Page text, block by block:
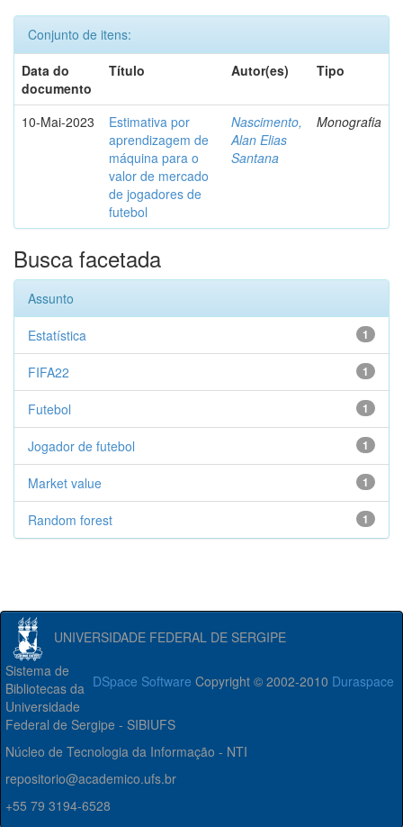
Conjunto de itens:
Data do
documento
Título Autor(es) Tipo
10-Mai-2023
Estimativa por
aprendizagem de
máquina para o
valor de mercado
de jogadores de
futebol
Nascimento,
Alan Elias
Santana
Monografia
Busca facetada
Assunto
1
Estatística
1
FIFA22
1
Futebol
1
Jogador de futebol
1
Market value
1
Random forest
UNIVERSIDADE FEDERAL DE SERGIPE
DSpace Software Copyright © 2002-2010 Duraspace
Sistema de
Bibliotecas da
Universidade
Federal de Sergipe - SIBIUFS
Núcleo de Tecnologia da Informação - NTI
repositorio@academico.ufs.br
+55 79 3194-6528